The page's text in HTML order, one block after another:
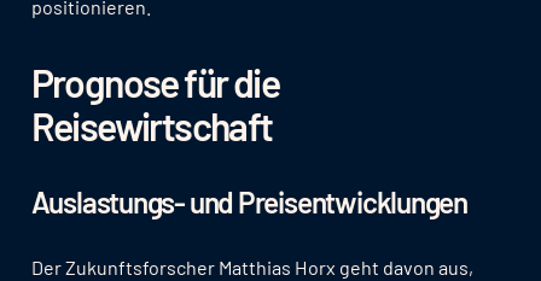
positionieren.
Prognose für die
Reisewirtschaft
Auslastungs- und Preisentwicklungen
Der Zukunftsforscher Matthias Horx geht davon aus,